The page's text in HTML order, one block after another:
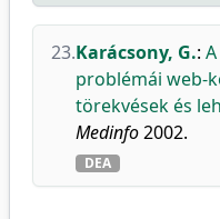
23.Karácsony, G.:
problémái web-
törekvések és
Medinfo2002.
DEA